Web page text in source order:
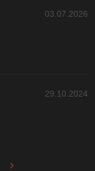
03.07.2026
29.10.2024